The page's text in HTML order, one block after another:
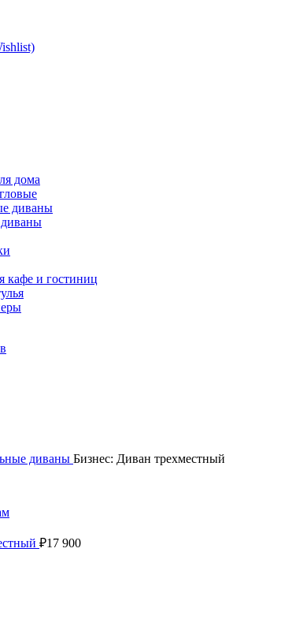
дома
диваны
кафе и гостиниц
диваны Бизнес: Диван трехместный
₽17 900